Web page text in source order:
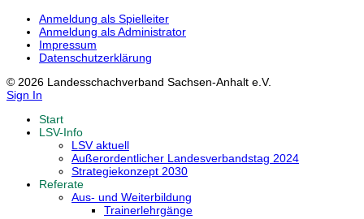
Anmeldung als Spielleiter
Anmeldung als Administrator
Impressum
Datenschutzerklärung
© 2026 Landesschachverband Sachsen-Anhalt e.V.
Sign In
Start
LSV-Info
LSV aktuell
Außerordentlicher Landesverbandstag 2024
Strategiekonzept 2030
Referate
Aus- und Weiterbildung
Trainerlehrgänge